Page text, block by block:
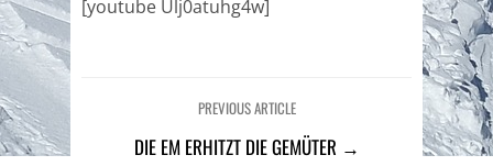
[youtube Ulj0atuhg4w]
PREVIOUS ARTICLE
DIE EM ERHITZT DIE GEMÜTER →